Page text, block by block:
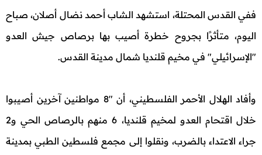
ففي القدس المحتلة، استشهد الشاب أحمد نضال أصلان، صباح
اليوم، متأثرًا بجروح خطرة أصيب بها برصاص جيش العدو
"الإسرائيلي" في مخيم قلنديا شمال مدينة القدس.
وأفاد الهلال الأحمر الفلسطيني، أن "8 مواطنين آخرين أصيبوا
خلال اقتحام العدو لمخيم قلنديا، 6 منهم بالرصاص الحي و2
جراء الاعتداء بالضرب، ونقلوا إلى مجمع فلسطين الطبي بمدينة